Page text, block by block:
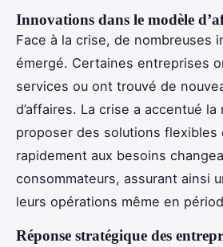
Innovations dans le modèle
Face à la crise, de nombreuses
émergé. Certaines entreprises
services ou ont trouvé de
d’affaires. La crise a accentué
proposer des solutions flexibles
rapidement aux besoins
consommateurs, assurant ainsi
leurs opérations même en
Réponse stratégique des